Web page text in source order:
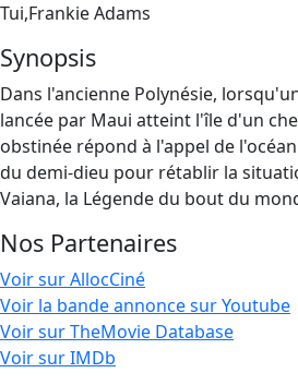
Tui,Frankie Adams
Synopsis
Dans l'ancienne Polynésie,
lancée par Maui atteint l'île d'un
obstinée répond à l'appel de
du demi-dieu pour rétablir la
Vaiana, la Légende du bout du
Nos Partenaires
Voir sur AllocCiné
Voir la bande annonce sur Youtube
Voir sur TheMovie Database
Voir sur IMDb